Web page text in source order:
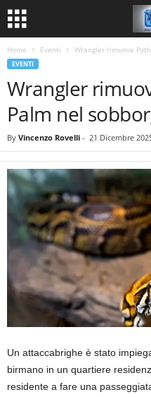
Home Eventi Wrangler rimuove
EVENTI
Wrangler
Palm nel
By Vincenzo Rovelli - 21 Dicembre
Un attaccabrighe è stato
birmano in un quartiere
residente a fare una